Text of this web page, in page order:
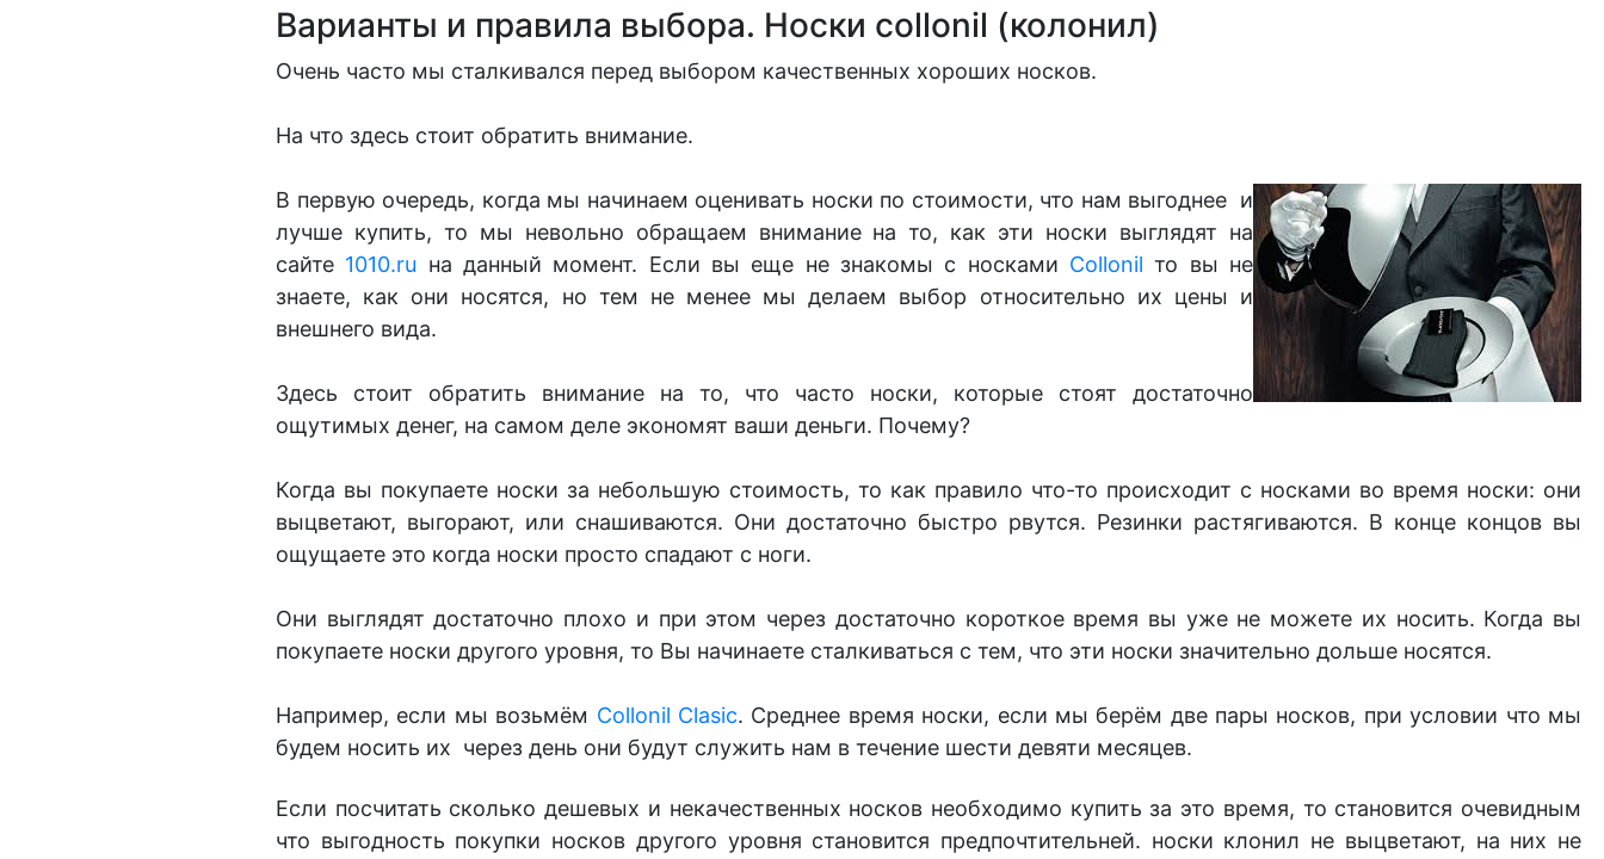
Варианты и правила выбора. Носки collonil (колонил)
Очень часто мы сталкивался перед выбором качественных хороших носков.
На что здесь стоит обратить внимание.
В первую очередь, когда мы начинаем оценивать носки по стоимости, что нам выгоднее и
лучше купить, то мы невольно обращаем внимание на то, как эти носки выглядят на
сайте 1010.ru на данный момент. Если вы еще не знакомы с носками Collonil то вы не
знаете, как они носятся, но тем не менее мы делаем выбор относительно их цены и
внешнего вида.
Здесь стоит обратить внимание на то, что часто носки, которые стоят достаточно
ощутимых денег, на самом деле экономят ваши деньги. Почему?
Когда вы покупаете носки за небольшую стоимость, то как правило что-то происходит с носками во время носки: они
выцветают, выгорают, или снашиваются. Они достаточно быстро рвутся. Резинки растягиваются. В конце концов вы
ощущаете это когда носки просто спадают с ноги.
Они выглядят достаточно плохо и при этом через достаточно короткое время вы уже не можете их носить. Когда вы
покупаете носки другого уровня, то Вы начинаете сталкиваться с тем, что эти носки значительно дольше носятся.
Например, если мы возьмём Collonil Clasic. Среднее время носки, если мы берём две пары носков, при условии что мы
будем носить их через день они будут служить нам в течение шести девяти месяцев.
Если посчитать сколько дешевых и некачественных носков необходимо купить за это время, то становится очевидным
что выгодность покупки носков другого уровня становится предпочтительней. носки клонил не выцветают, на них не